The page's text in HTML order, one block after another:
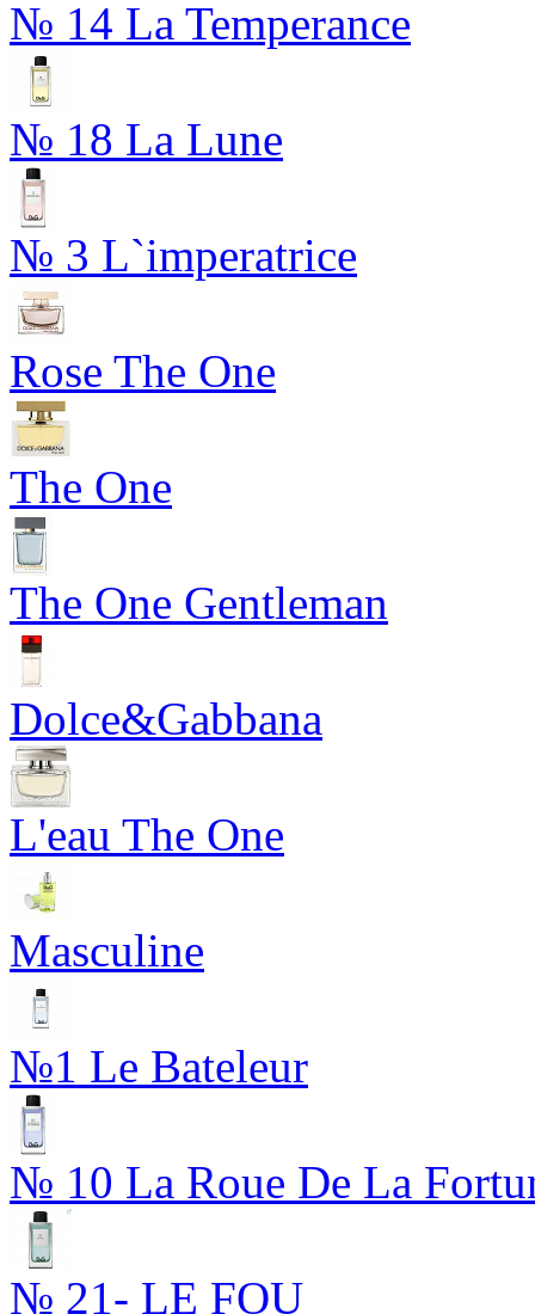
№ 14 La Temperance
№ 18 La Lune
№ 3 L`imperatrice
Rose The One
The One
The One Gentleman
Dolce&Gabbana
L'eau The One
Masculine
№1 Le Bateleur
№ 10 La Roue De La
№ 21- LE FOU